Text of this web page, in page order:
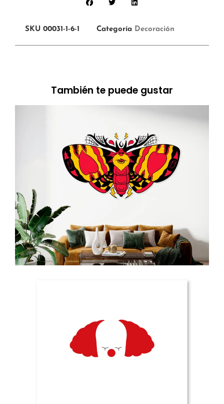
SKU 00031-1-6-1 Categoría Decoración
También te puede gustar
375.00€
25.00
€